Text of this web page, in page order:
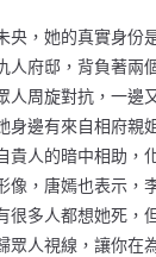
央，她的真實身份
人府邸，背負著兩
人周旋對抗，一邊
身邊有來自相府親
貴人的暗中相助，
像，唐嫣也表示，
很多人都想她死，
眾人視線，讓你在